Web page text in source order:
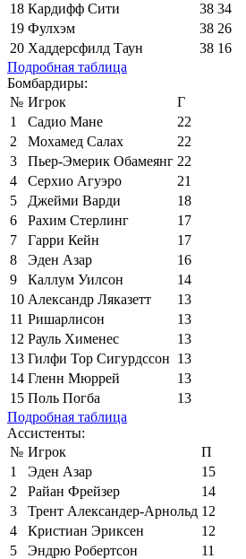
18 Кардифф Сити 38 34
19 Фулхэм 38 26
20 Хаддерсфилд Таун 38 16
Подробная таблица
Бомбардиры:
№ Игрок
Г
1
Садио Мане
22
2
Мохамед Салах
22
3
Пьер-Эмерик Обамеянг 22
4
Серхио Агуэро
21
5
Джейми Варди
18
6
Рахим Стерлинг
17
7
Гарри Кейн
17
8
Эден Азар
16
9
Каллум Уилсон
14
10 Александр Ляказетт
13
11 Ришарлисон
13
12 Рауль Хименес
13
13 Гилфи Тор Сигурдссон 13
14 Гленн Мюррей
13
15 Поль Погба
13
Подробная таблица
Ассистенты:
№ Игрок
П
1
Эден Азар
15
2
Райан Фрейзер
14
3
Трент Александер-Арнольд 12
4
Кристиан Эриксен
12
5
Эндрю Робертсон
11